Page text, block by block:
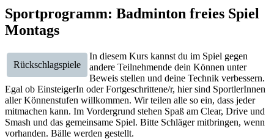
Sportprogramm: Badminton freies Spiel
Montags
Rückschlagspiele
In diesem Kurs kannst du im Spiel gegen
andere Teilnehmende dein Können unter
Beweis stellen und deine Technik verbessern.
Egal ob EinsteigerIn oder Fortgeschrittene/r, hier sind SportlerInnen
aller Könnenstufen willkommen. Wir teilen alle so ein, dass jeder
mitmachen kann. Im Vordergrund stehen Spaß am Clear, Drive und
Smash und das gemeinsame Spiel. Bitte Schläger mitbringen, wenn
vorhanden. Bälle werden gestellt.